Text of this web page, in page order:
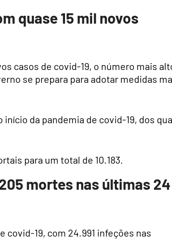
quase 15 mil novos
casos de covid-19, o número mais
se prepara para adotar medidas
da pandemia de covid-19, dos
para um total de 10.183.
mortes nas últimas 24
19, com 24.991 infeções nas